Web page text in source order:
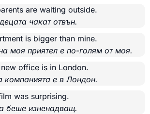
are waiting outside.
чакат отвън.
is bigger than mine.
моя приятел е по-голям от моя.
office is in London.
компанията е в Лондон.
was surprising.
беше изненадващ.